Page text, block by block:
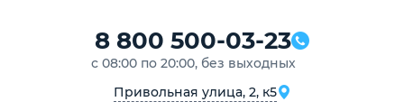
8 800 500-03-23
с 08:00 по 20:00, без выходных
Привольная улица, 2, к5